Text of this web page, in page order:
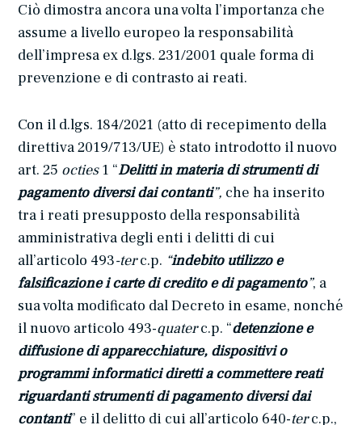
Ciò dimostra ancora una volta l’importanza che
assume a livello europeo la responsabilità
dell’impresa ex d.lgs. 231/2001 quale forma di
prevenzione e di contrasto ai reati.
Con il d.lgs. 184/2021 (atto di recepimento della
direttiva 2019/713/UE) è stato introdotto il nuovo
art. 25 octies1 “Delitti in materia di strumenti di
pagamento diversi dai contanti”, che ha inserito
tra i reati presupposto della responsabilità
amministrativa degli enti i delitti di cui
all’articolo 493-terc.p. “indebito utilizzo e
falsificazione i carte di credito e di pagamento”, a
sua volta modificato dal Decreto in esame, nonché
il nuovo articolo 493-quaterc.p. “detenzione e
diffusione di apparecchiature, dispositivi o
programmi informatici diretti a commettere reati
riguardanti strumenti di pagamento diversi dai
contanti” e il delitto di cui all’articolo 640-terc.p.,